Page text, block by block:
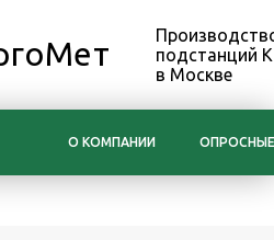
подстанций
в Москве
О КОМПАНИИ